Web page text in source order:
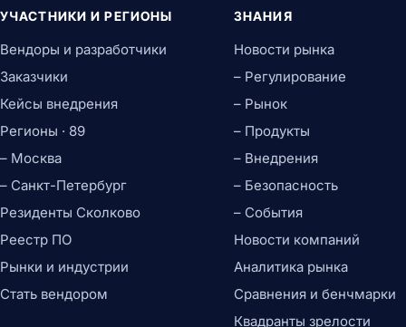
УЧАСТНИКИ И РЕГИОНЫ
Вендоры и разработчики
Заказчики
Кейсы внедрения
Регионы · 89
– Москва
– Санкт-Петербург
Резиденты Сколково
Реестр ПО
Рынки и индустрии
Стать вендором
ЗНАНИЯ
Новости рынка
– Регулирование
– Рынок
– Продукты
– Внедрения
– Безопасность
– События
Новости компаний
Аналитика рынка
Сравнения и бенчмарки
Квадранты зрелости